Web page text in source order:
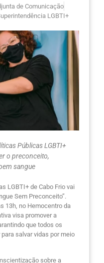
de Comunicação
LGBTI+
Públicas LGBTI+
o preconceito,
sangue
LGBTI+ de Cabo Frio vai
Sem Preconceito”.
13h, no Hemocentro da
visa promover a
que todos os
salvar vidas por meio
sobre a